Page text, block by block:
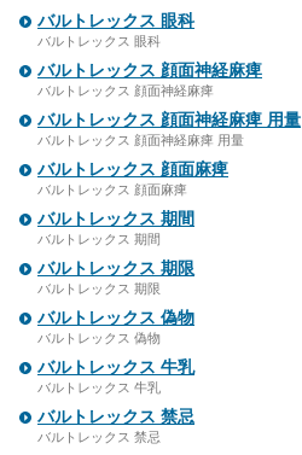
バルトレックス 眼科
バルトレックス 眼科
バルトレックス 顔面神経麻痺
バルトレックス 顔面神経麻痺
バルトレックス 顔面神経麻痺 用量
バルトレックス 顔面神経麻痺 用量
バルトレックス 顔面麻痺
バルトレックス 顔面麻痺
バルトレックス 期間
バルトレックス 期間
バルトレックス 期限
バルトレックス 期限
バルトレックス 偽物
バルトレックス 偽物
バルトレックス 牛乳
バルトレックス 牛乳
バルトレックス 禁忌
バルトレックス 禁忌